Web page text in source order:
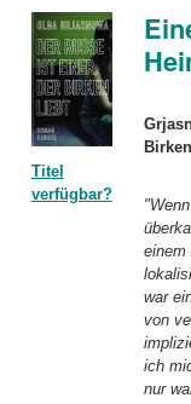
Titel
verfügbar?
einem
war
von
ich
nur